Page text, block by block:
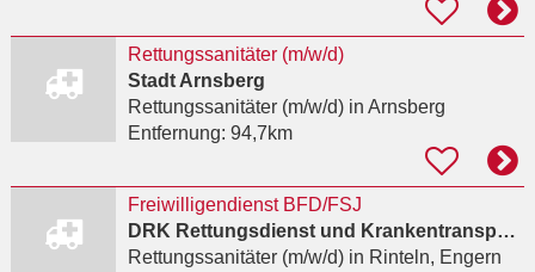
Rettungssanitäter (m/w/d)
Stadt Arnsberg
Rettungssanitäter (m/w/d)in Arnsberg
Entfernung: 94,7km
Freiwilligendienst BFD/FSJ
DRK Rettungsdienst und Krankentransport im Landkreis Schaumburg e. V.
Rettungssanitäter (m/w/d)in Rinteln, Engern